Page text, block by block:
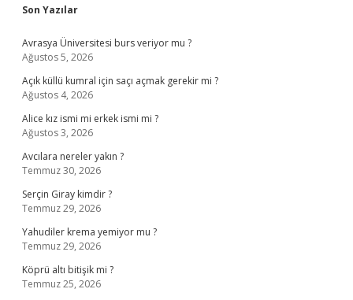
Sidebar
Son Yazılar
Avrasya Üniversitesi burs veriyor mu ?
Ağustos 5, 2026
Açık küllü kumral için saçı açmak gerekir mi ?
Ağustos 4, 2026
Alice kız ismi mi erkek ismi mi ?
Ağustos 3, 2026
Avcılara nereler yakın ?
Temmuz 30, 2026
Serçin Giray kimdir ?
Temmuz 29, 2026
Yahudiler krema yemiyor mu ?
Temmuz 29, 2026
Köprü altı bitişik mi ?
Temmuz 25, 2026